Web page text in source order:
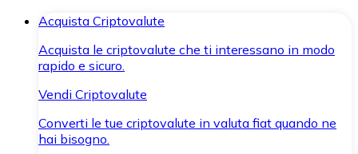
Acquista Criptovalute
Acquista le criptovalute che ti interessano in modo
rapido e sicuro.
Vendi Criptovalute
Converti le tue criptovalute in valuta fiat quando ne
hai bisogno.